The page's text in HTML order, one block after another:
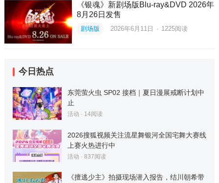
《银魂》新剧场版Blu-ray&DVD 2026年
8月26日发售
剧场版 2026年6月11日 · 1225阅读
今日热点
东莞萤火虫 SP02 接档｜夏日漫展戒断计划中
止
活动 · 14阅读
2026搜狐视频关注流星舞银河全国宅舞大赛线
上赛火热进行中
活动 · 837阅读
《擅逃少主》拍摄现场潜入报告，结川朝希带